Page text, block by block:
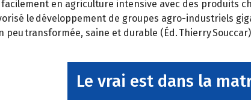
en agriculture intensive avec des produits
le développement de groupes agro-industriels
transformée, saine et durable (Éd. Thierry
Le vrai est dans la